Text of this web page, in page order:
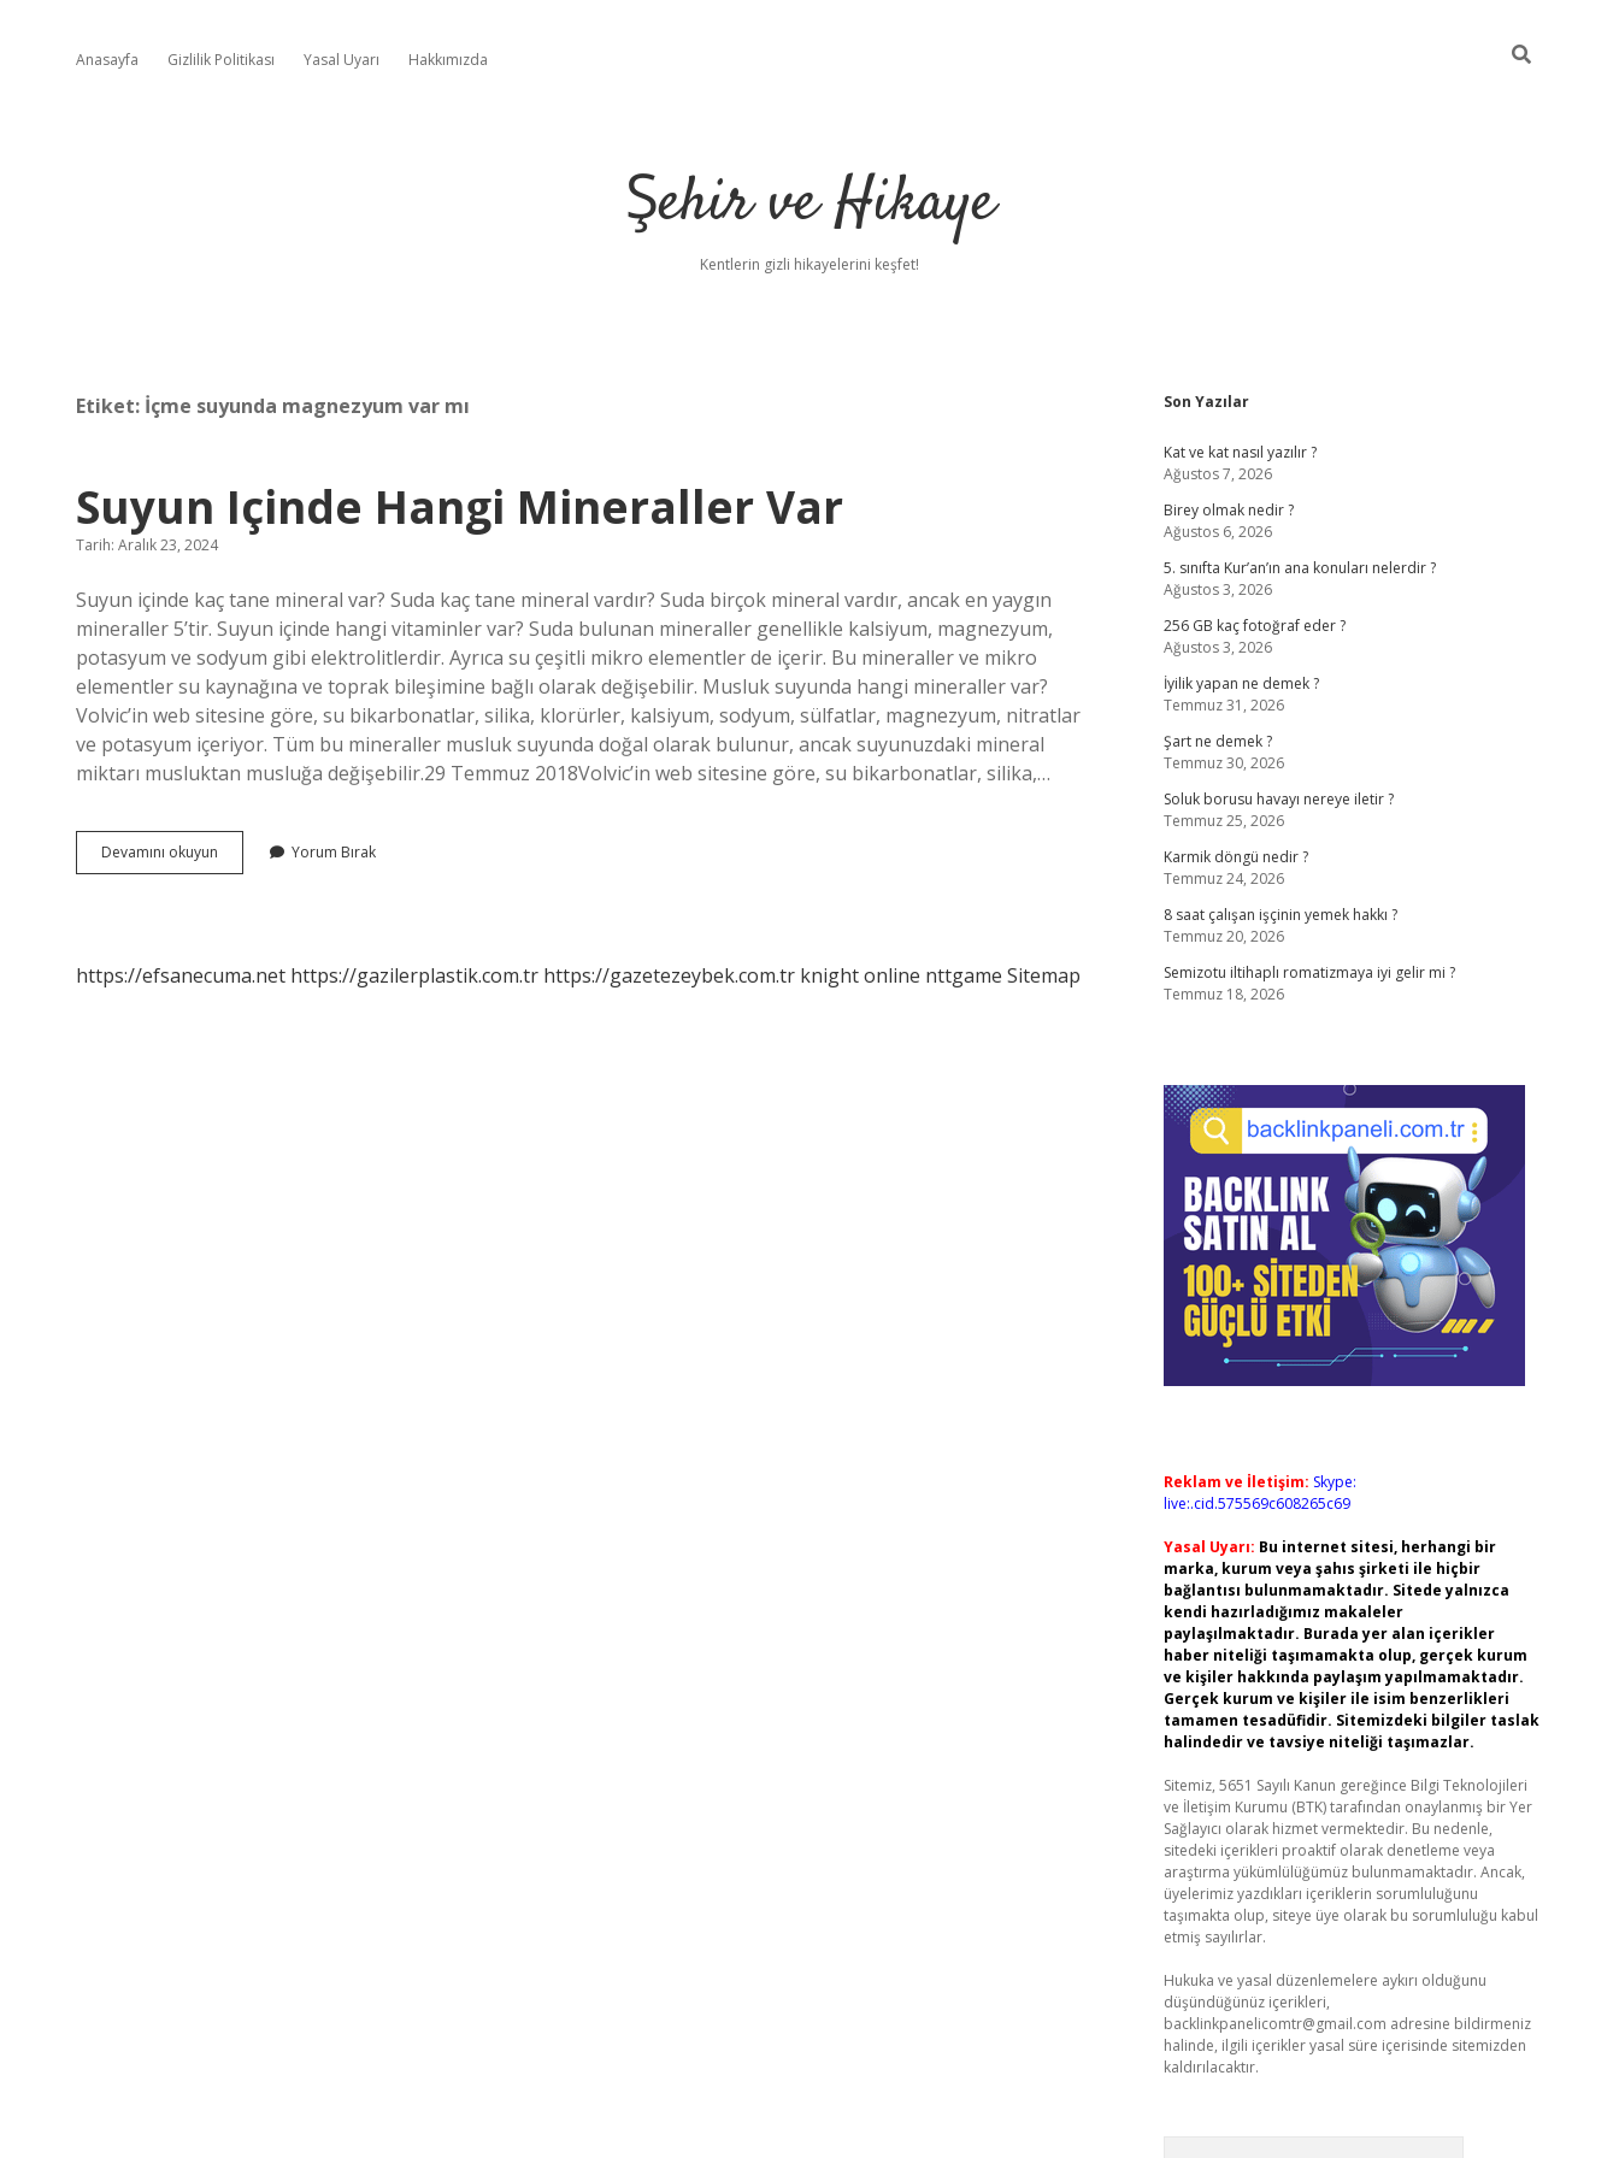
Anasayfa Gizlilik Politikası Yasal Uyarı Hakkımızda
Şehir ve Hikaye
Kentlerin gizli hikayelerini keşfet!
Etiket: İçme suyunda magnezyum var mı
Suyun Içinde Hangi Mineraller Var
Tarih: Aralık 23, 2024
Suyun içinde kaç tane mineral var? Suda kaç tane mineral vardır? Suda birçok mineral vardır, ancak en yaygın
mineraller 5’tir. Suyun içinde hangi vitaminler var? Suda bulunan mineraller genellikle kalsiyum, magnezyum,
potasyum ve sodyum gibi elektrolitlerdir. Ayrıca su çeşitli mikro elementler de içerir. Bu mineraller ve mikro
elementler su kaynağına ve toprak bileşimine bağlı olarak değişebilir. Musluk suyunda hangi mineraller var?
Volvic’in web sitesine göre, su bikarbonatlar, silika, klorürler, kalsiyum, sodyum, sülfatlar, magnezyum, nitratlar
ve potasyum içeriyor. Tüm bu mineraller musluk suyunda doğal olarak bulunur, ancak suyunuzdaki mineral
miktarı musluktan musluğa değişebilir.29 Temmuz 2018Volvic’in web sitesine göre, su bikarbonatlar, silika,…
Devamını okuyun
Içinde
Yorum Bırak
https://efsanecuma.net https://gazilerplastik.com.tr https://gazetezeybek.com.tr knight online nttgame Sitemap
Sidebar
Son Yazılar
Kat ve kat nasıl yazılır ?
Ağustos 7, 2026
Birey olmak nedir ?
Ağustos 6, 2026
5. sınıfta Kur’an’ın ana konuları nelerdir ?
Ağustos 3, 2026
256 GB kaç fotoğraf eder ?
Ağustos 3, 2026
İyilik yapan ne demek ?
Temmuz 31, 2026
Şart ne demek ?
Temmuz 30, 2026
Soluk borusu havayı nereye iletir ?
Temmuz 25, 2026
Karmik döngü nedir ?
Temmuz 24, 2026
8 saat çalışan işçinin yemek hakkı ?
Temmuz 20, 2026
Semizotu iltihaplı romatizmaya iyi gelir mi ?
Temmuz 18, 2026
Reklam ve İletişim: Skype:
live:.cid.575569c608265c69
Yasal Uyarı: Bu internet sitesi, herhangi bir
marka, kurum veya şahıs şirketi ile hiçbir
bağlantısı bulunmamaktadır. Sitede yalnızca
kendi hazırladığımız makaleler
paylaşılmaktadır. Burada yer alan içerikler
haber niteliği taşımamakta olup, gerçek kurum
ve kişiler hakkında paylaşım yapılmamaktadır.
Gerçek kurum ve kişiler ile isim benzerlikleri
tamamen tesadüfidir. Sitemizdeki bilgiler taslak
halindedir ve tavsiye niteliği taşımazlar.
Sitemiz, 5651 Sayılı Kanun gereğince Bilgi Teknolojileri
ve İletişim Kurumu (BTK) tarafından onaylanmış bir Yer
Sağlayıcı olarak hizmet vermektedir. Bu nedenle,
sitedeki içerikleri proaktif olarak denetleme veya
araştırma yükümlülüğümüz bulunmamaktadır. Ancak,
üyelerimiz yazdıkları içeriklerin sorumluluğunu
taşımakta olup, siteye üye olarak bu sorumluluğu kabul
etmiş sayılırlar.
Hukuka ve yasal düzenlemelere aykırı olduğunu
düşündüğünüz içerikleri,
backlinkpanelicomtr@gmail.com adresine bildirmeniz
halinde, ilgili içerikler yasal süre içerisinde sitemizden
kaldırılacaktır.